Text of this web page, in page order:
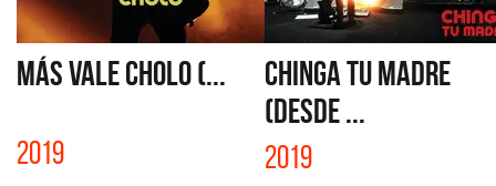
‎MÁS VALE CHOLO (...
2019
CHINGA TU MADRE
(DESDE ...
2019